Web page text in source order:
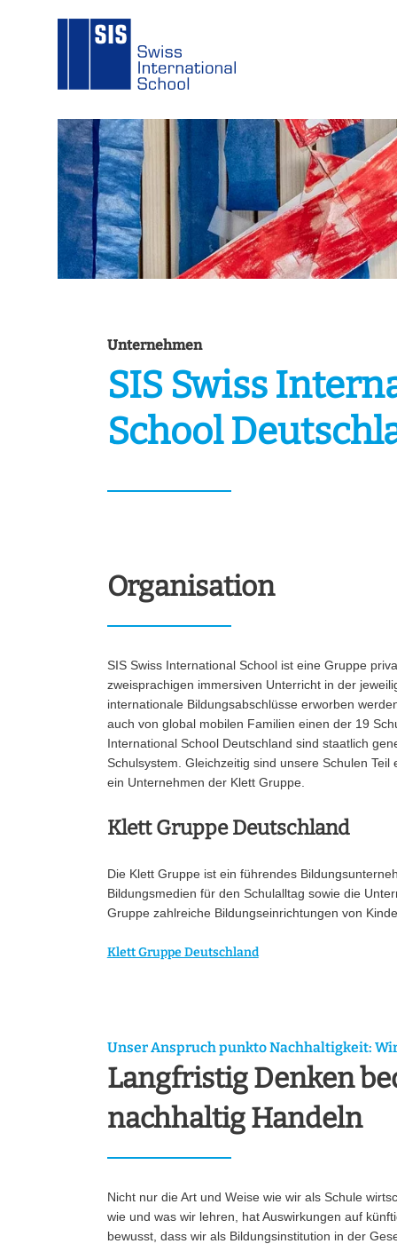
Unternehmen
SIS Swiss
School
Organisation
SIS Swiss International School ist eine Gruppe
zweisprachigen immersiven Unterricht in der
internationale Bildungsabschlüsse erworben
auch von global mobilen Familien einen der 19
International School Deutschland sind staatlich
Schulsystem. Gleichzeitig sind unsere Schulen
ein Unternehmen der Klett Gruppe.
Klett Gruppe Deutschland
Die Klett Gruppe ist ein führendes
Bildungsmedien für den Schulalltag sowie die
Gruppe zahlreiche Bildungseinrichtungen von
Klett Gruppe Deutschland
Unser Anspruch punkto Nachhaltigkeit:
Langfristig Denken
nachhaltig Handeln
Nicht nur die Art und Weise wie wir als Schule
wie und was wir lehren, hat Auswirkungen auf
bewusst, dass wir als Bildungsinstitution in der